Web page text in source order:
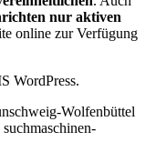
nur aktiven
online zur Verfügung
WordPress.
Wolfenbüttel